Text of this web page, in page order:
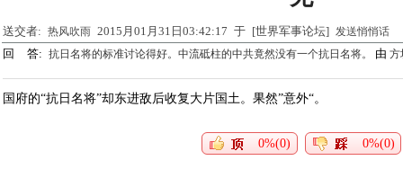
送交者: 热风吹雨 2015月01月31日03:42:17 于 [世界军事论坛] 发送悄悄话
回 答: 抗日名将的标准讨论得好。中流砥柱的中共竟然没有一个抗日名将。 由 方
国府的“抗日名将”却东进敌后收复大片国土。果然”意外“。
0%(0) 0%(0)